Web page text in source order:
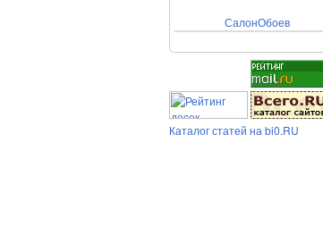
СалонОбоев
Каталог статей на bi0.RU